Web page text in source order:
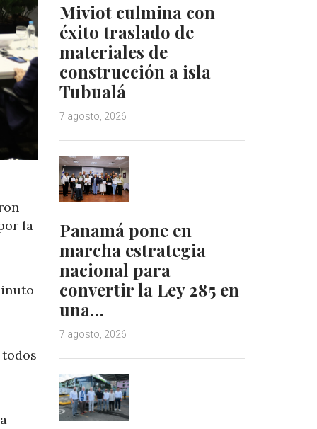
la
Miviot culmina con
éxito traslado de
materiales de
construcción a isla
Tubualá
7 agosto, 2026
Panamá pone en
marcha estrategia
nacional para
convertir la Ley 285 en
una…
7 agosto, 2026